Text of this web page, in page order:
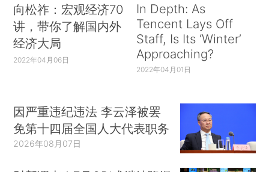
向松祚：宏观经济70
讲，带你了解国内外
经济大局
2022年04月06日
In Depth: As
Tencent Lays Off
Staff, Is Its ‘Winter’
Approaching?
2022年04月01日
因严重违纪违法 李云泽被罢
免第十四届全国人大代表职务
2026年08月07日